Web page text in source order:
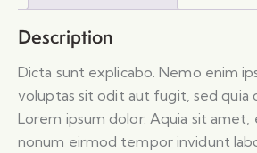
Description
Dicta sunt explicabo. Nemo enim
voluptas sit odit aut fugit, sed quia
Lorem ipsum dolor. Aquia sit amet,
nonum eirmod tempor invidunt